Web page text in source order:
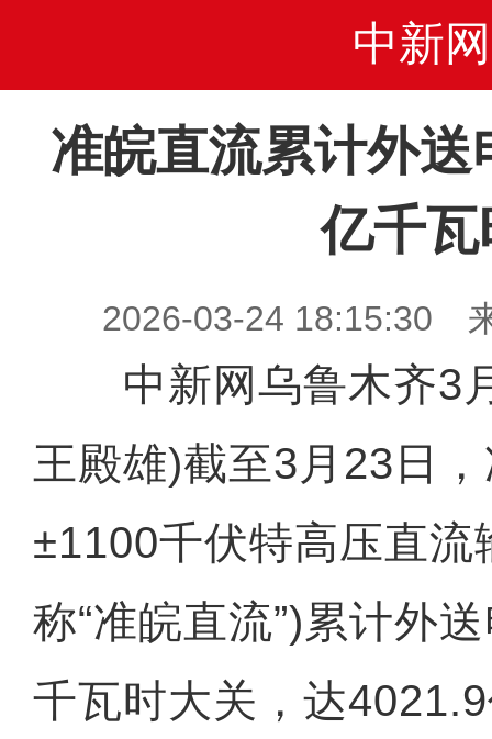
中新网
准皖直流累计外
亿千瓦
2026-03-24 18:15:30
中新网乌鲁木齐3
王殿雄)截至3月23日
±1100千伏特高压直流
称“准皖直流”)累计外
千瓦时大关，达